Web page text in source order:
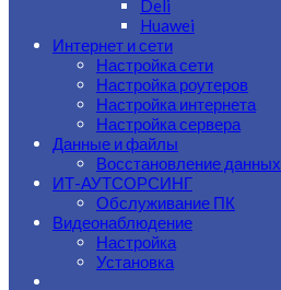
Deli
Huawei
Интернет и сети
Настройка сети
Настройка роутеров
Настройка интернета
Настройка сервера
Данные и файлы
Восстановление данных
ИТ-АУТСОРСИНГ
Обслуживание ПК
Видеонаблюдение
Настройка
Установка